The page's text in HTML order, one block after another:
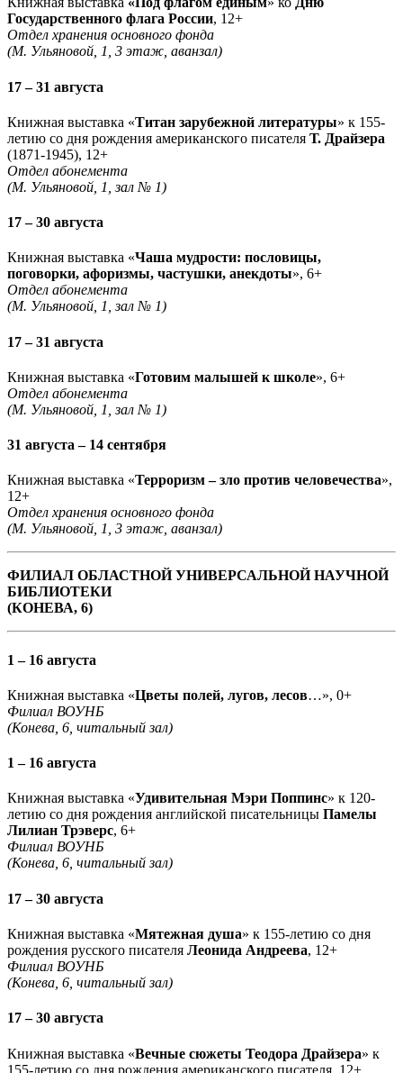
Государственного флага России, 12+
Отдел хранения основного фонда
(М. Ульяновой, 1, 3 этаж, аванзал)
17 – 31 августа
Книжная выставка «Титан зарубежной литературы» к 155-
летию со дня рождения американского писателя Т. Драйзера
(1871-1945), 12+
Отдел абонемента
(М. Ульяновой, 1, зал № 1)
17 – 30 августа
Книжная выставка «Чаша мудрости: пословицы,
поговорки, афоризмы, частушки, анекдоты», 6+
Отдел абонемента
(М. Ульяновой, 1, зал № 1)
17 – 31 августа
Книжная выставка «Готовим малышей к школе», 6+
Отдел абонемента
(М. Ульяновой, 1, зал № 1)
31 августа – 14 сентября
Книжная выставка «Терроризм – зло против человечества»,
12+
Отдел хранения основного фонда
(М. Ульяновой, 1, 3 этаж, аванзал)
ФИЛИАЛ ОБЛАСТНОЙ УНИВЕРСАЛЬНОЙ НАУЧНОЙ
БИБЛИОТЕКИ
(КОНЕВА, 6)
1 – 16 августа
Книжная выставка «Цветы полей, лугов, лесов…», 0+
Филиал ВОУНБ
(Конева, 6, читальный зал)
1 – 16 августа
Книжная выставка «Удивительная Мэри Поппинс» к 120-
летию со дня рождения английской писательницы Памелы
Лилиан Трэверс, 6+
Филиал ВОУНБ
(Конева, 6, читальный зал)
17 – 30 августа
Книжная выставка «Мятежная душа» к 155-летию со дня
рождения русского писателя Леонида Андреева, 12+
Филиал ВОУНБ
(Конева, 6, читальный зал)
17 – 30 августа
Книжная выставка «Вечные сюжеты Теодора Драйзера» к
155-летию со дня рождения американского писателя, 12+